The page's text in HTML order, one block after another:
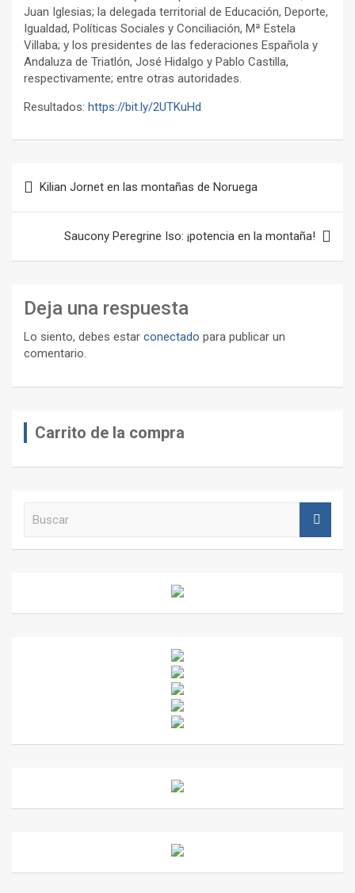
Juan Iglesias; la delegada territorial de Educación, Deporte,
Igualdad, Políticas Sociales y Conciliación, Mª Estela
Villaba; y los presidentes de las federaciones Española y
Andaluza de Triatlón, José Hidalgo y Pablo Castilla,
respectivamente; entre otras autoridades.
Resultados: https://bit.ly/2UTKuHd
de
entradas
Kilian Jornet en las montañas de Noruega
Saucony Peregrine Iso: ¡potencia en la montaña!
Deja una respuesta
Lo siento, debes estar conectado para publicar un
comentario.
Carrito de la compra